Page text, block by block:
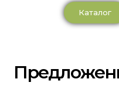
Каталог